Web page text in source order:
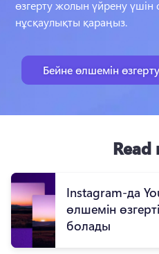
өзгерту жолын үйрену
нұсқаулықты қараңыз.
Бейне өлшемін
Read
Instagram-да
өлшемін
болады